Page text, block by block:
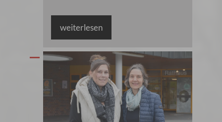
weiterlesen